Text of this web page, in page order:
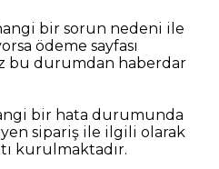
bir sorun nedeni ile
ödeme sayfası
bu durumdan haberdar
bir hata durumunda
sipariş ile ilgili olarak
kurulmaktadır.